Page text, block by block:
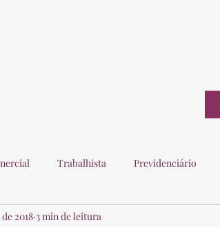
Trabalhista Previdenciário
Imobiliário
2018 3 min de leitura